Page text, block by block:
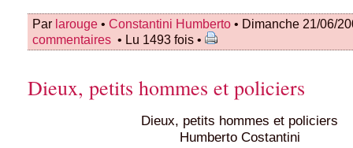
Par larouge • Constantini Humberto • Dimanche 21/06/
commentaires • Lu 1493 fois •
Dieux, petits hommes et policiers
Dieux, petits hommes et policiers
Humberto Costantini